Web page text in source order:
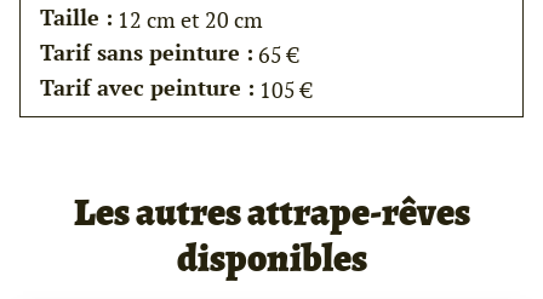
Taille : 12 cm et 20 cm
Tarif sans peinture : 65 €
Tarif avec peinture : 105 €
Les autres attrape-rêves
disponibles